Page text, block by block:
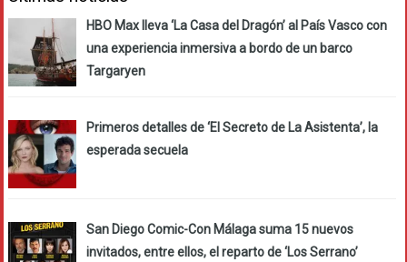
HBO Max lleva ‘La Casa del Dragón’ al País Vasco con
una experiencia inmersiva a bordo de un barco
Targaryen
Primeros detalles de ‘El Secreto de La Asistenta’, la
esperada secuela
San Diego Comic-Con Málaga suma 15 nuevos
invitados, entre ellos, el reparto de ‘Los Serrano’